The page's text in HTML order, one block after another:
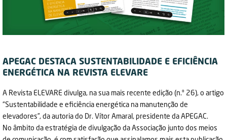
APEGAC DESTACA SUSTENTABILIDADE E EFICIÊNCIA
ENERGÉTICA NA REVISTA ELEVARE
A Revista ELEVARE divulga, na sua mais recente edição (n.º 26), o artigo
“Sustentabilidade e eficiência energética na manutenção de
elevadores”, da autoria do Dr. Vítor Amaral, presidente da APEGAC.
No âmbito da estratégia de divulgação da Associação junto dos meios